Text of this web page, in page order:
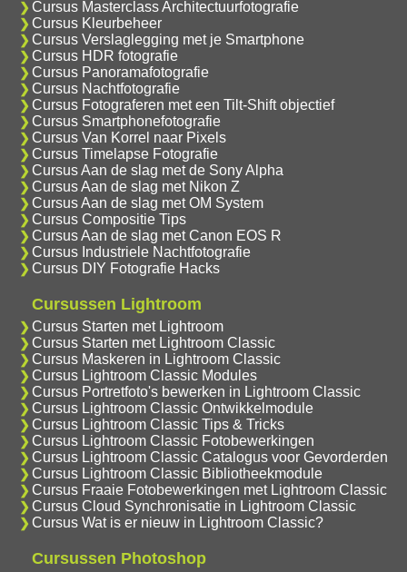
Cursus Masterclass Architectuurfotografie
Cursus Kleurbeheer
Cursus Verslaglegging met je Smartphone
Cursus HDR fotografie
Cursus Panoramafotografie
Cursus Nachtfotografie
Cursus Fotograferen met een Tilt-Shift objectief
Cursus Smartphonefotografie
Cursus Van Korrel naar Pixels
Cursus Timelapse Fotografie
Cursus Aan de slag met de Sony Alpha
Cursus Aan de slag met Nikon Z
Cursus Aan de slag met OM System
Cursus Compositie Tips
Cursus Aan de slag met Canon EOS R
Cursus Industriele Nachtfotografie
Cursus DIY Fotografie Hacks
Cursussen Lightroom
Cursus Starten met Lightroom
Cursus Starten met Lightroom Classic
Cursus Maskeren in Lightroom Classic
Cursus Lightroom Classic Modules
Cursus Portretfoto's bewerken in Lightroom Classic
Cursus Lightroom Classic Ontwikkelmodule
Cursus Lightroom Classic Tips & Tricks
Cursus Lightroom Classic Fotobewerkingen
Cursus Lightroom Classic Catalogus voor Gevorderden
Cursus Lightroom Classic Bibliotheekmodule
Cursus Fraaie Fotobewerkingen met Lightroom Classic
Cursus Cloud Synchronisatie in Lightroom Classic
Cursus Wat is er nieuw in Lightroom Classic?
Cursussen Photoshop